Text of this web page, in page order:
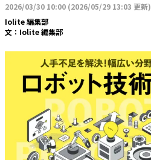
2026/03/30 10:00 (2026/05/29 13:03 更新)
Iolite 編集部
文： Iolite 編集部